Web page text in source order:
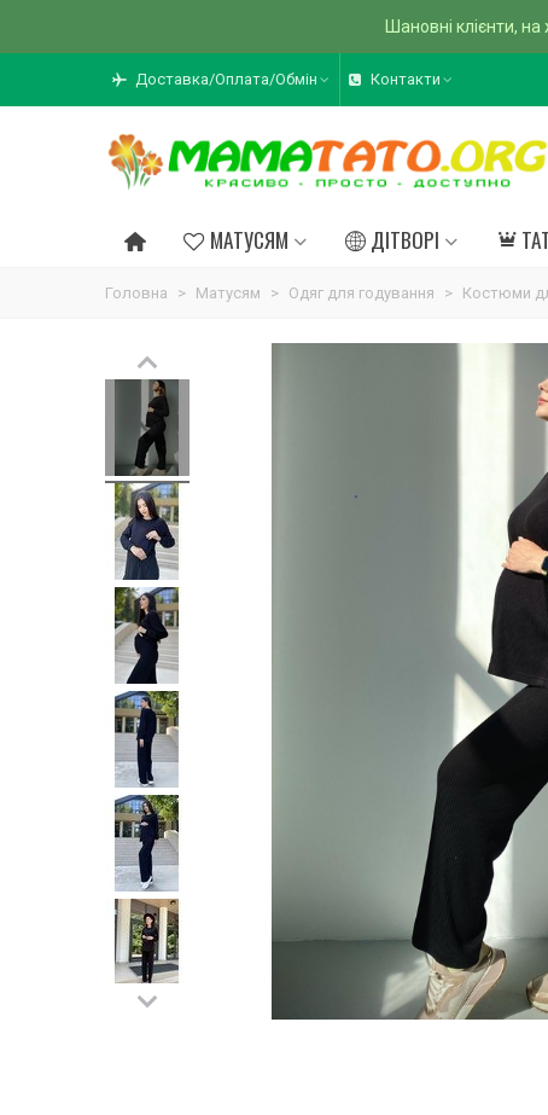
Шановні клієнти, на
Доставка/Оплата/Обмін Контакти
МАТУСЯМ ДІТВОРІ
Головна > Матусям > Одяг для годування > Костюми